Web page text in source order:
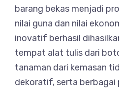
barang bekas menjadi
nilai guna dan nilai
inovatif berhasil
tempat alat tulis dari
tanaman dari kemasan
dekoratif, serta berbagai